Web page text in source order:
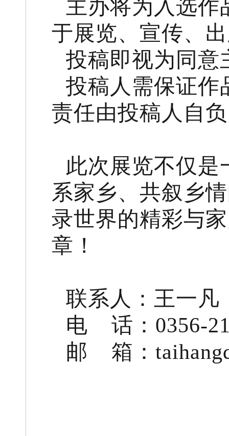
主办将为入选作
于展览、宣传、
投稿即视为同意
投稿人需保证作
责任由投稿人自
此次展览不仅是
系家乡、共叙乡
录世界的精彩与
章！
联系人：王一凡
电 话：0356-
邮 箱：